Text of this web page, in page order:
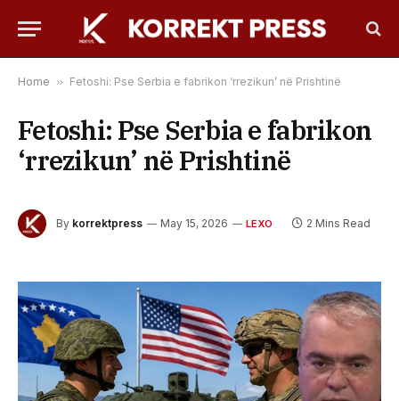
Home » Fetoshi: Pse Serbia e fabrikon ‘rrezikun’ në Prishtinë
Fetoshi: Pse Serbia e fabrikon
‘rrezikun’ në Prishtinë
By korrektpress May 15, 2026 LEXO 2 Mins Read